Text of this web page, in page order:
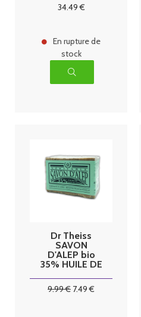
34.49€
En rupture de
stock
Dr Theiss
SAVON
D'ALEP bio
35% HUILE DE
9.99€ 7.49 €